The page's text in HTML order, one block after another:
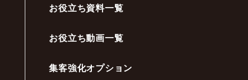
お役立ち資料一覧
お役立ち動画一覧
集客強化オプション